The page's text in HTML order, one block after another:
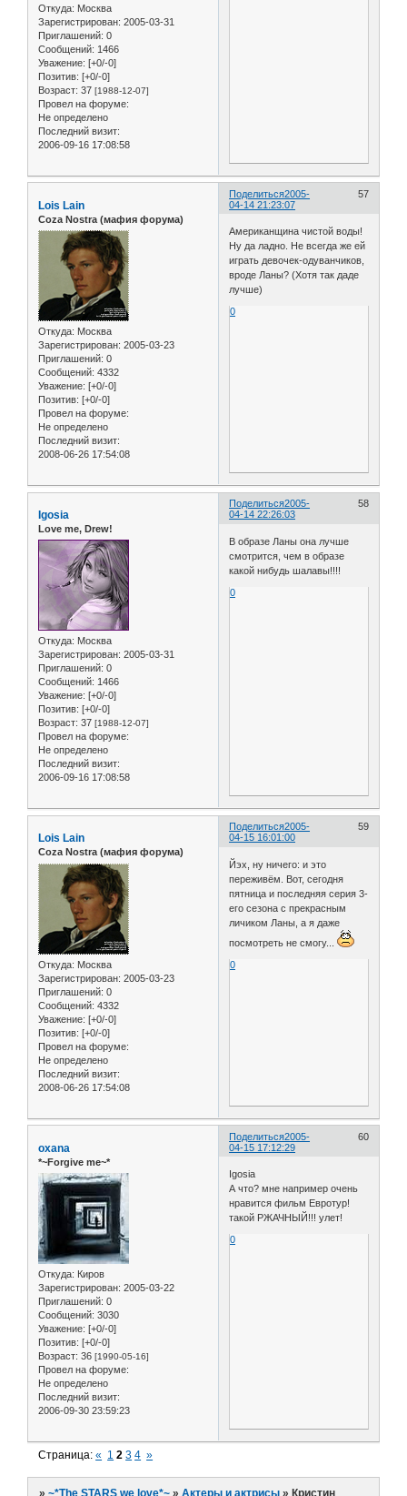
Откуда: Москва
Зарегистрирован: 2005-03-31
Приглашений: 0
Сообщений: 1466
Уважение: [+0/-0]
Позитив: [+0/-0]
Возраст: 37 [1988-12-07]
Провел на форуме:
Не определено
Последний визит:
2006-09-16 17:08:58
Поделиться 57
2005-
04-14 21:23:07
Lois Lain
Coza Nostra (мафия форума)
Откуда: Москва
Зарегистрирован: 2005-03-23
Приглашений: 0
Сообщений: 4332
Уважение: [+0/-0]
Позитив: [+0/-0]
Провел на форуме:
Не определено
Последний визит:
2008-06-26 17:54:08
Американщина чистой воды!
Ну да ладно. Не всегда же ей
играть девочек-одуванчиков,
вроде Ланы? (Хотя так даде
лучше)
0
Поделиться 58
2005-
04-14 22:26:03
Igosia
Love me, Drew!
Откуда: Москва
Зарегистрирован: 2005-03-31
Приглашений: 0
Сообщений: 1466
Уважение: [+0/-0]
Позитив: [+0/-0]
Возраст: 37 [1988-12-07]
Провел на форуме:
Не определено
Последний визит:
2006-09-16 17:08:58
В образе Ланы она лучше
смотрится, чем в образе
какой нибудь шалавы!!!!
0
Поделиться 59
2005-
04-15 16:01:00
Lois Lain
Coza Nostra (мафия форума)
Откуда: Москва
Зарегистрирован: 2005-03-23
Приглашений: 0
Сообщений: 4332
Уважение: [+0/-0]
Позитив: [+0/-0]
Провел на форуме:
Не определено
Последний визит:
2008-06-26 17:54:08
Йэх, ну ничего: и это
переживём. Вот, сегодня
пятница и последняя серия 3-
его сезона с прекрасным
личиком Ланы, а я даже
посмотреть не смогу...
0
Поделиться 60
2005-
04-15 17:12:29
oxana
*~Forgive me~*
Откуда: Киров
Зарегистрирован: 2005-03-22
Приглашений: 0
Сообщений: 3030
Уважение: [+0/-0]
Позитив: [+0/-0]
Возраст: 36 [1990-05-16]
Провел на форуме:
Не определено
Последний визит:
2006-09-30 23:59:23
Igosia
А что? мне например очень
нравится фильм Евротур!
такой РЖАЧНЫЙ!!! улет!
0
Страница:« 1 2 3 4 »
»~*The STARS we love*~ »Актеры и актрисы »Кристин